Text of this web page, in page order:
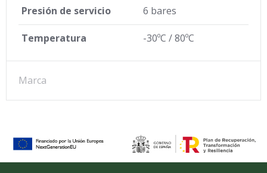
Presión de servicio 6 bares
Temperatura -30ºC / 80ºC
Marca